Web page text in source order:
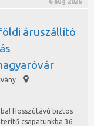
áruszállító
Hosszútávú biztos
csapatunkba 36